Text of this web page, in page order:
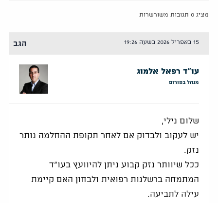
מציג 0 תגובות משורשרות
15 באפריל 2026 בשעה 19:26 הגב
עו"ד רפאל אלמוג
מנהל בפורום
שלום נילי,
יש לעקוב ולבדוק אם לאחר תקופת ההחלמה נותר
נזק.
ככל שיוותר נזק קבוע ניתן להיוועץ בעו"ד
המתמחה ברשלנות רפואית ולבחון האם קיימת
עילה לתביעה.